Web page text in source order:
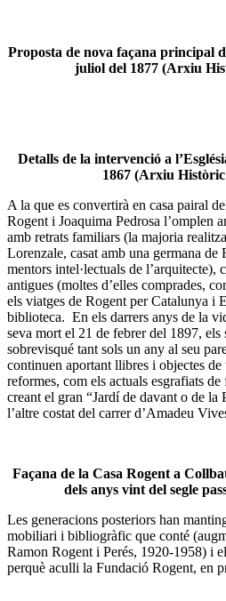
Proposta de nova façana principal
juliol del 1877 (Arxiu
Detalls de la intervenció a
1867 (Arxiu
A la que es convertirà en casa pairal
Rogent i Joaquima Pedrosa l’omplen
amb retrats familiars (la majoria
Lorenzale, casat amb una germana
mentors intel·lectuals de l’arquitecte),
antigues (moltes d’elles comprades,
els viatges de Rogent per Catalunya i
biblioteca. En els darrers anys de la
seva mort el 21 de febrer del 1897, els
sobrevisqué tant sols un any al seu
continuen aportant llibres i objectes
reformes, com els actuals esgrafiats
creant el gran “Jardí de davant o de la
l’altre costat del carrer d’Amadeu
Façana de la Casa Rogent a
dels anys vint del segle
Les generacions posteriors han
mobiliari i bibliogràfic que conté
Ramon Rogent i Perés, 1920-1958) i
perquè aculli la Fundació Rogent, en